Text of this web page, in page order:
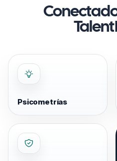
Psicometrías